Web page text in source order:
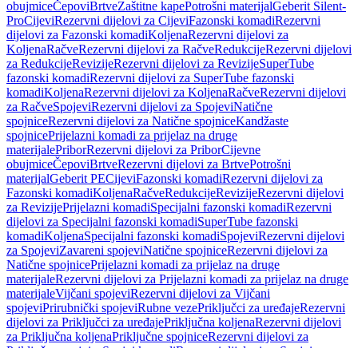
obujmiceČepoviBrtveZaštitne kapePotrošni materijalGeberit Silent-
ProCijeviRezervni dijelovi za CijeviFazonski komadiRezervni
dijelovi za Fazonski komadiKoljenaRezervni dijelovi za
KoljenaRačveRezervni dijelovi za RačveRedukcijeRezervni dijelovi
za RedukcijeRevizijeRezervni dijelovi za RevizijeSuperTube
fazonski komadiRezervni dijelovi za SuperTube fazonski
komadiKoljenaRezervni dijelovi za KoljenaRačveRezervni dijelovi
za RačveSpojeviRezervni dijelovi za SpojeviNatične
spojniceRezervni dijelovi za Natične spojniceKandžaste
spojnicePrijelazni komadi za prijelaz na druge
materijalePriborRezervni dijelovi za PriborCijevne
obujmiceČepoviBrtveRezervni dijelovi za BrtvePotrošni
materijalGeberit PECijeviFazonski komadiRezervni dijelovi za
Fazonski komadiKoljenaRačveRedukcijeRevizijeRezervni dijelovi
za RevizijePrijelazni komadiSpecijalni fazonski komadiRezervni
dijelovi za Specijalni fazonski komadiSuperTube fazonski
komadiKoljenaSpecijalni fazonski komadiSpojeviRezervni dijelovi
za SpojeviZavareni spojeviNatične spojniceRezervni dijelovi za
Natične spojnicePrijelazni komadi za prijelaz na druge
materijaleRezervni dijelovi za Prijelazni komadi za prijelaz na druge
materijaleVijčani spojeviRezervni dijelovi za Vijčani
spojeviPrirubnički spojeviRubne vezePriključci za uređajeRezervni
dijelovi za Priključci za uređajePriključna koljenaRezervni dijelovi
za Priključna koljenaPriključne spojniceRezervni dijelovi za